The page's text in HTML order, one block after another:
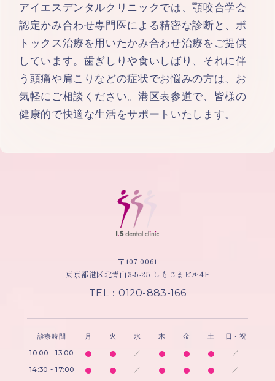
アイエスデンタルクリニックでは、顎咬合学会
認定かみ合わせ専門医による精密な診断と、ボ
トックス治療を用いたかみ合わせ治療をご提供
しています。歯ぎしりや食いしばり、それに伴
う頭痛や肩こりなどの症状でお悩みの方は、お
気軽にご相談ください。港区表参道で、皆様の
健康的で快適な生活をサポートいたします。
〒107-0061
東京都港区北青山3-5-25 しもじまビル4F
TEL：0120-883-166
診療時間 月 火 水 木 金 土 日・祝
10:00 - 13:00 ／ ／
14:30 - 17:00 ／ ／